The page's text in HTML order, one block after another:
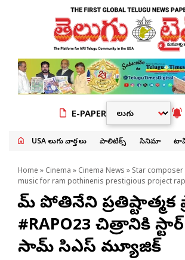
E-PAPER
USA తెలుగు వార్తలు పాలిటిక్స్ సినిమా
Home » Cinema » Cinema News » Star
music for ram pothinenis prestigious project
రామ్ పోతినేని ప్రతిష్టాత్మక
#RAPO23 చిత్రానికి
సామ్ సిఎస్ మ్యూజిక్